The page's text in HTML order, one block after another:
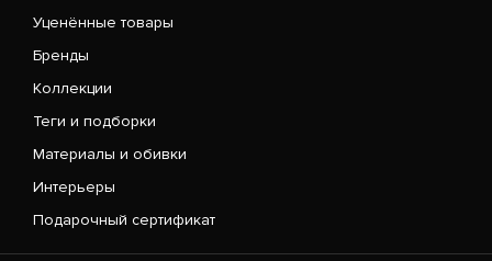
Уценённые товары
Бренды
Коллекции
Теги и подборки
Материалы и обивки
Интерьеры
Подарочный сертификат